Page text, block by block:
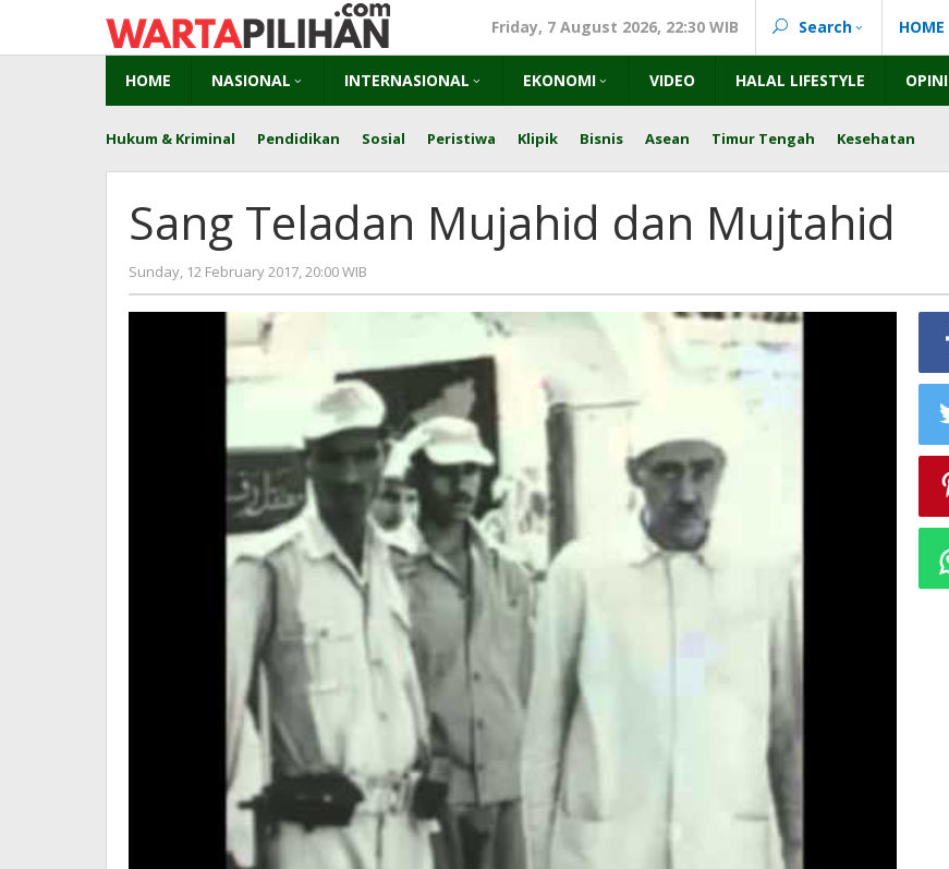
content
Friday, 7 August 2026, 22:30 WIB Search HOME
HOME NASIONAL INTERNASIONAL EKONOMI VIDEO HALAL LIFESTYLE OPINI
Hukum & Kriminal Pendidikan Sosial Peristiwa Klipik Bisnis Asean Timur Tengah Kesehatan
Sang Teladan Mujahid dan Mujtahid
Sunday, 12 February 2017, 20:00 WIB
redaksi